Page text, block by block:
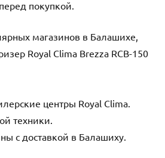
покупкой.
магазинов в Балашихе,
Royal Clima Brezza RCB-150
центры Royal Clima.
техники.
с доставкой в Балашиху.